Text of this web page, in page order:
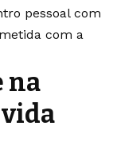
pessoal com
com a
na